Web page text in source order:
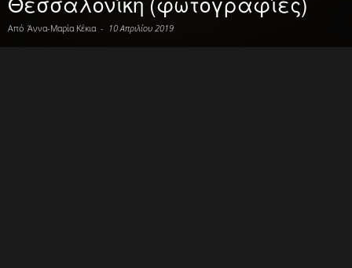
Από Άννα-Μαρία Κέκια - 10 Απριλίου 2019